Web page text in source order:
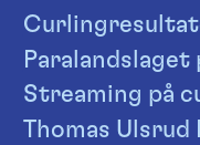
Paralandslaget
Streaming på
Thomas Ulsrud